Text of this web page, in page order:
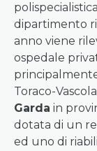
dipartimento
anno viene
ospedale
Toraco-
Garda in
dotata di un
ed uno di